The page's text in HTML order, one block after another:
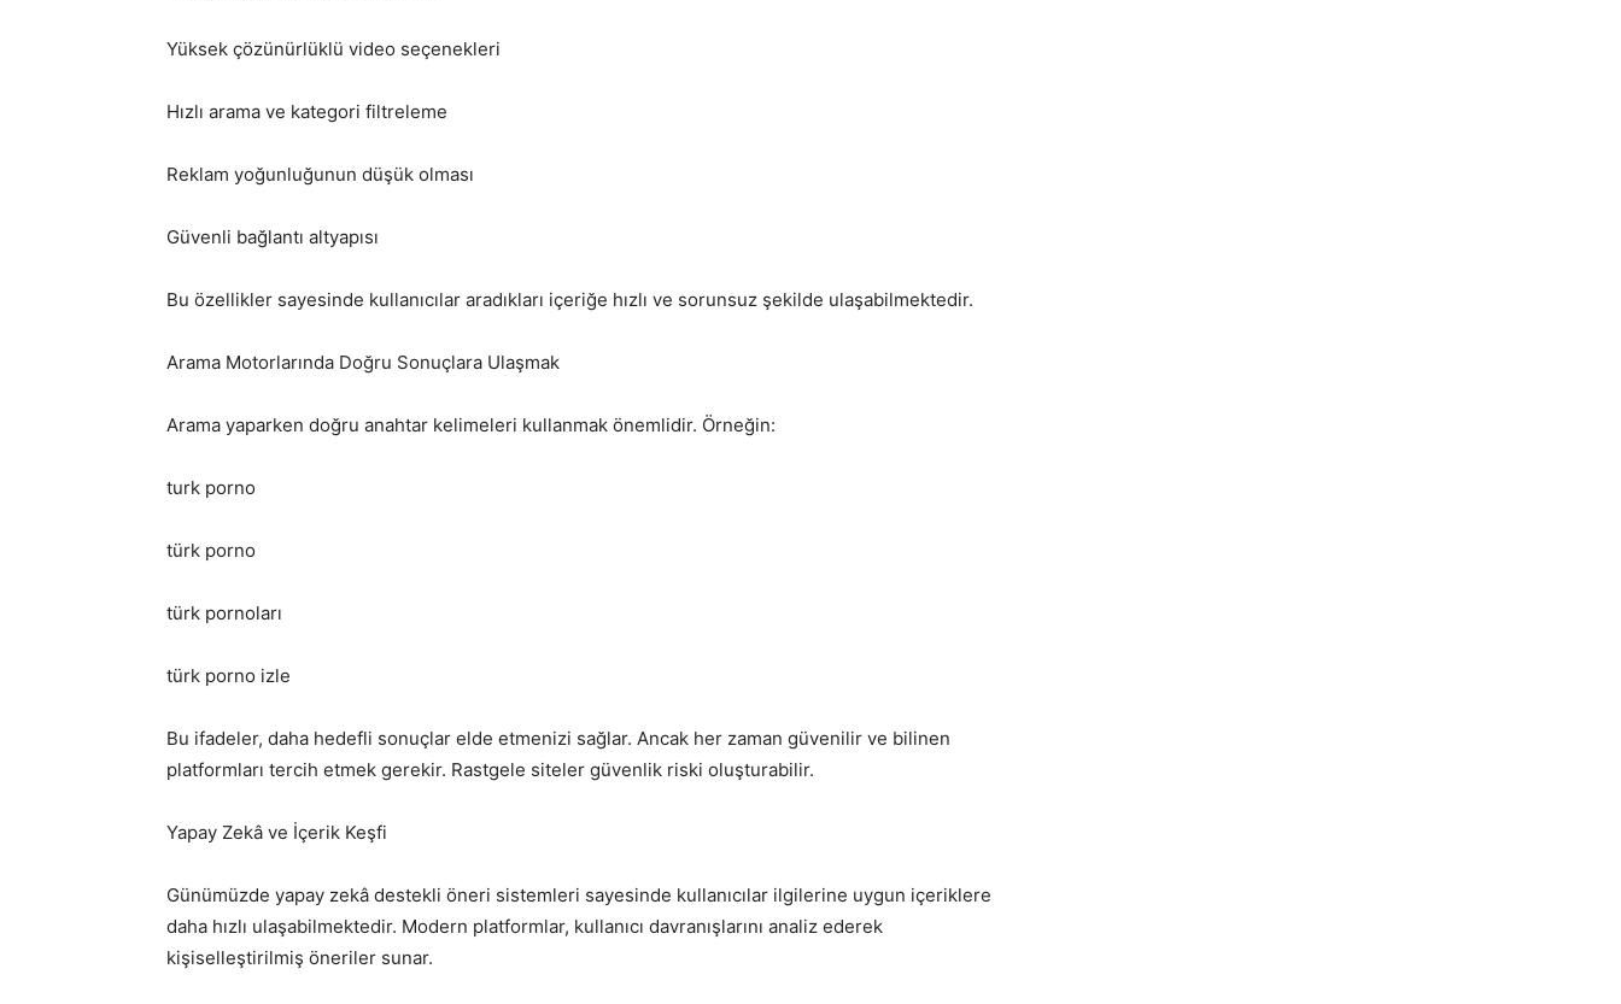
Yüksek çözünürlüklü video seçenekleri
Hızlı arama ve kategori filtreleme
Reklam yoğunluğunun düşük olması
Güvenli bağlantı altyapısı
Bu özellikler sayesinde kullanıcılar aradıkları içeriğe hızlı ve sorunsuz şekilde ulaşabilmektedir.
Arama Motorlarında Doğru Sonuçlara Ulaşmak
Arama yaparken doğru anahtar kelimeleri kullanmak önemlidir. Örneğin:
turk porno
türk porno
türk pornoları
türk porno izle
Bu ifadeler, daha hedefli sonuçlar elde etmenizi sağlar. Ancak her zaman güvenilir ve bilinen
platformları tercih etmek gerekir. Rastgele siteler güvenlik riski oluşturabilir.
Yapay Zekâ ve İçerik Keşfi
Günümüzde yapay zekâ destekli öneri sistemleri sayesinde kullanıcılar ilgilerine uygun içeriklere
daha hızlı ulaşabilmektedir. Modern platformlar, kullanıcı davranışlarını analiz ederek
kişiselleştirilmiş öneriler sunar.